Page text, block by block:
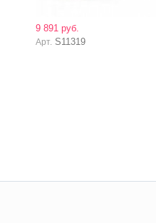
9 891 руб.
Арт. S11319